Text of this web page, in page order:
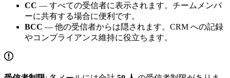
CC — すべての受信者に表示されます。チームメンバ
ーに共有する場合に便利です。
BCC — 他の受信者からは隠されます。CRM への記録
やコンプライアンス維持に役立ちます。